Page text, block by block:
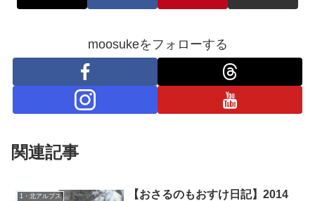
moosukeをフォローする
関連記事
1・北アルプス
【おさるのもおすけ日記】2014